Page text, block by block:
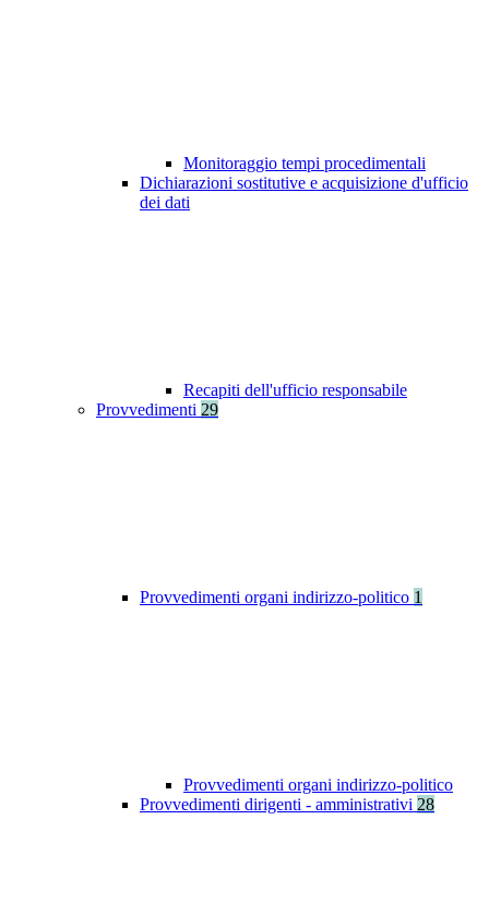
Monitoraggio tempi procedimentali
Dichiarazioni sostitutive e acquisizione d'ufficio
dei dati
Recapiti dell'ufficio responsabile
Provvedimenti 29
Provvedimenti organi indirizzo-politico 1
Provvedimenti organi indirizzo-politico
Provvedimenti dirigenti - amministrativi 28